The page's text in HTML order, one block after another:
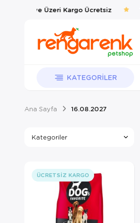
1500 TL ve Üzeri Kargo Ücretsiz
KATEGORILER
Ana Sayfa 16.08.2027
Kategoriler
ÜCRETSIZ KARGO